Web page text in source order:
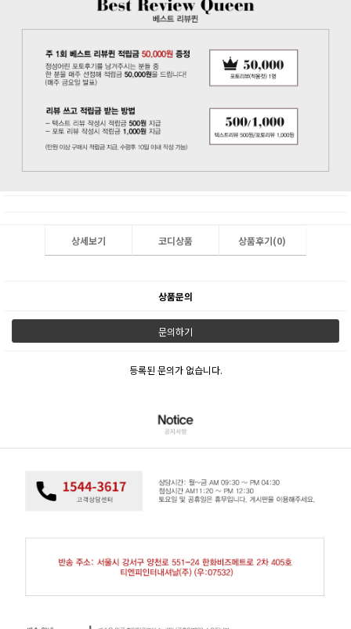
상세보기 코디상품 상품후기(0)
상품문의
문의하기
등록된 문의가 없습니다.